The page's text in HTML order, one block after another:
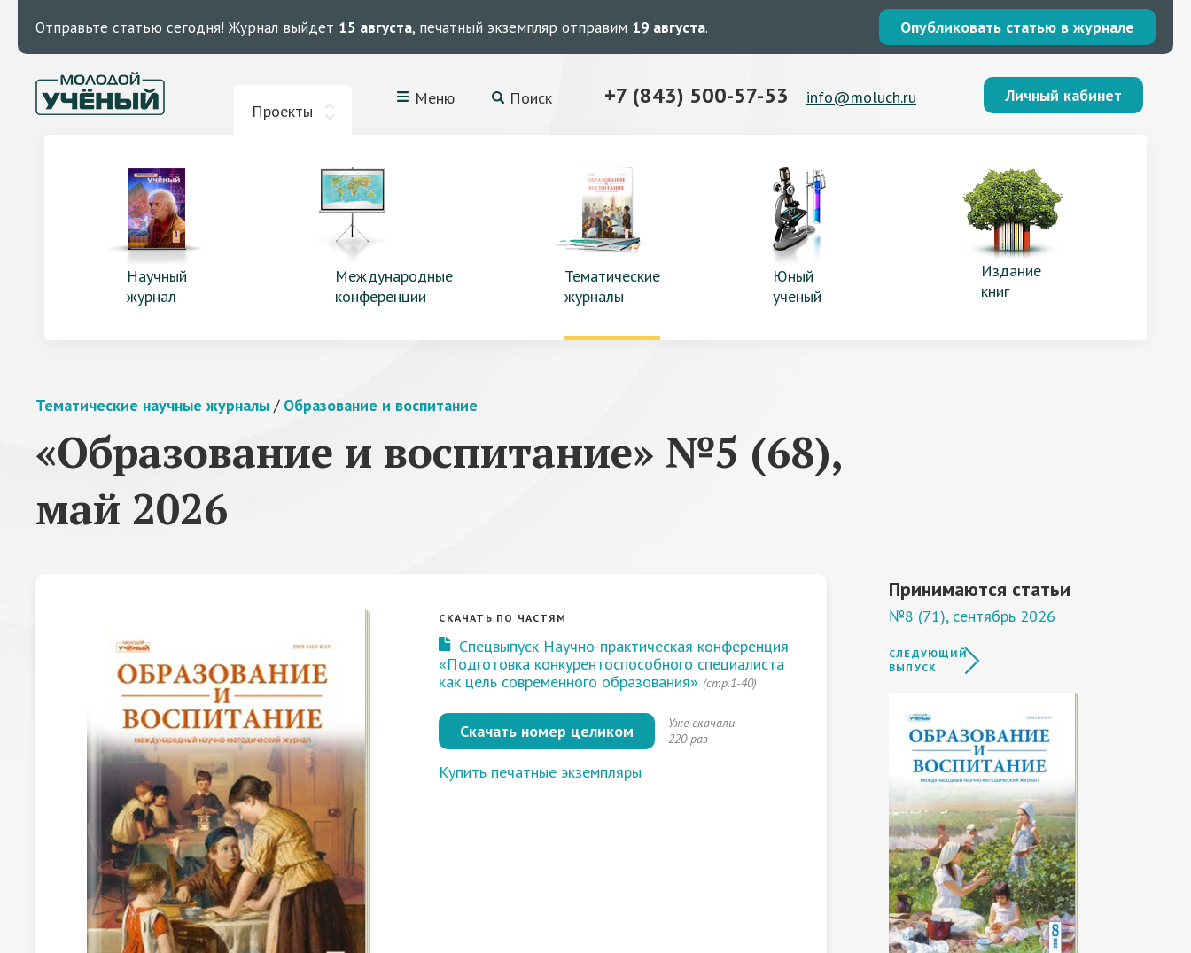
Отправьте статью сегодня! Журнал выйдет 15 августа, печатный экземпляр отправим 19 августа. Опубликовать статью в журнале
Проекты
Меню Поиск +7 (843) 500-57-53 info@moluch.ru Личный кабинет
Научный
журнал
Международные
конференции
Тематические
журналы
Юный
ученый
Издание
книг
Тематические научные журналы / Образование и воспитание
«Образование и воспитание» №5 (68),
май 2026
СКАЧАТЬ ПО ЧАСТЯМ
Спецвыпуск Научно-практическая конференция
«Подготовка конкурентоспособного специалиста
как цель современного образования» (стр.1-40)
Скачать номер целиком
Уже скачали
220 раз
Купить печатные экземпляры
Принимаются статьи
№8 (71), сентябрь 2026
СЛЕДУЮЩИЙ
ВЫПУСК